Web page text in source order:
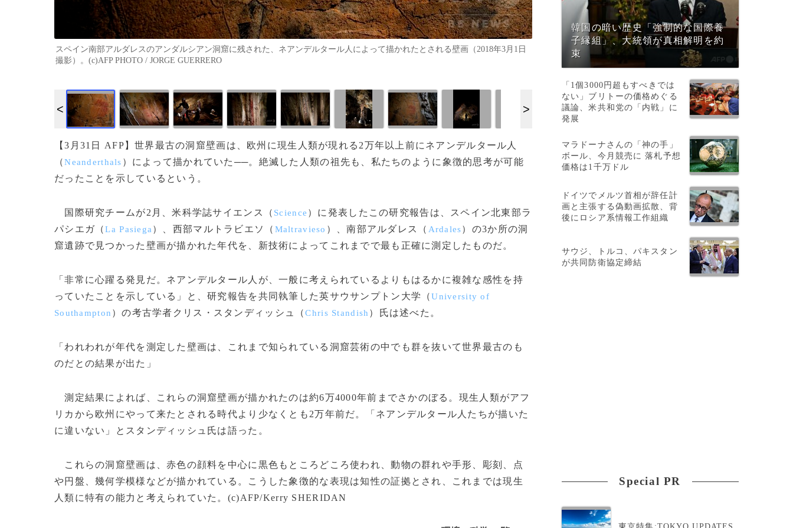
スペイン南部アルダレスのアンダルシアン洞窟に残された、ネアンデルタール人によって描かれたとされる壁画（2018年3月1日
撮影）。(c)AFP PHOTO / JORGE GUERRERO
【3月31日 AFP】世界最古の洞窟壁画は、欧州に現生人類が現れる2万年以上前にネアンデルタール人
（Neanderthals ）によって描かれていた──。絶滅した人類の祖先も、私たちのように象徴的思考が可能
だったことを示しているという。
国際研究チームが2月、米科学誌サイエンス（ Science ）に発表したこの研究報告は、スペイン北東部ラ
パシエガ（La Pasiega ）、西部マルトラビエソ（ Maltravieso ）、南部アルダレス（ Ardales）の3か所の洞
窟遺跡で見つかった壁画が描かれた年代を、新技術によってこれまでで最も正確に測定したものだ。
「非常に心躍る発見だ。ネアンデルタール人が、一般に考えられているよりもはるかに複雑な感性を持
っていたことを示している」と、研究報告を共同執筆した英サウサンプトン大学（University of
Southampton ）の考古学者クリス・スタンディッシュ（Chris Standish ）氏は述べた。
「われわれが年代を測定した壁画は、これまで知られている洞窟芸術の中でも群を抜いて世界最古のも
のだとの結果が出た」
測定結果によれば、これらの洞窟壁画が描かれたのは約6万4000年前までさかのぼる。現生人類がアフ
リカから欧州にやって来たとされる時代より少なくとも2万年前だ。「ネアンデルタール人たちが描いた
に違いない」とスタンディッシュ氏は語った。
これらの洞窟壁画は、赤色の顔料を中心に黒色もところどころ使われ、動物の群れや手形、彫刻、点
や円盤、幾何学模様などが描かれている。こうした象徴的な表現は知性の証拠とされ、これまでは現生
人類に特有の能力と考えられていた。(c)AFP/Kerry SHERIDAN
韓国の暗い歴史「強制的な国際養
子縁組」、大統領が真相解明を約
束
「1個3000円超もすべきでは
ない」ブリトーの価格めぐる
議論、米共和党の「内戦」に
発展
マラドーナさんの「神の手」
ボール、今月競売に 落札予想
価格は1千万ドル
ドイツでメルツ首相が辞任計
画と主張する偽動画拡散、背
後にロシア系情報工作組織
サウジ、トルコ、パキスタン
が共同防衛協定締結
Special PR
東京特集:TOKYO UPDATES